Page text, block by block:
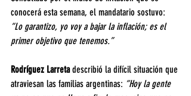
conocerá esta semana, el mandatario sostuvo:
“Lo garantizo, yo voy a bajar la inflación; es el
primer objetivo que tenemos.”
Rodríguez Larreta describió la difícil situación que
atraviesan las familias argentinas: “Hoy la gente